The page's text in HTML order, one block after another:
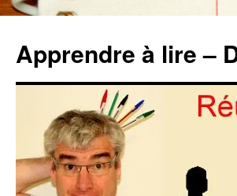
contenu
Apprendre à lire –